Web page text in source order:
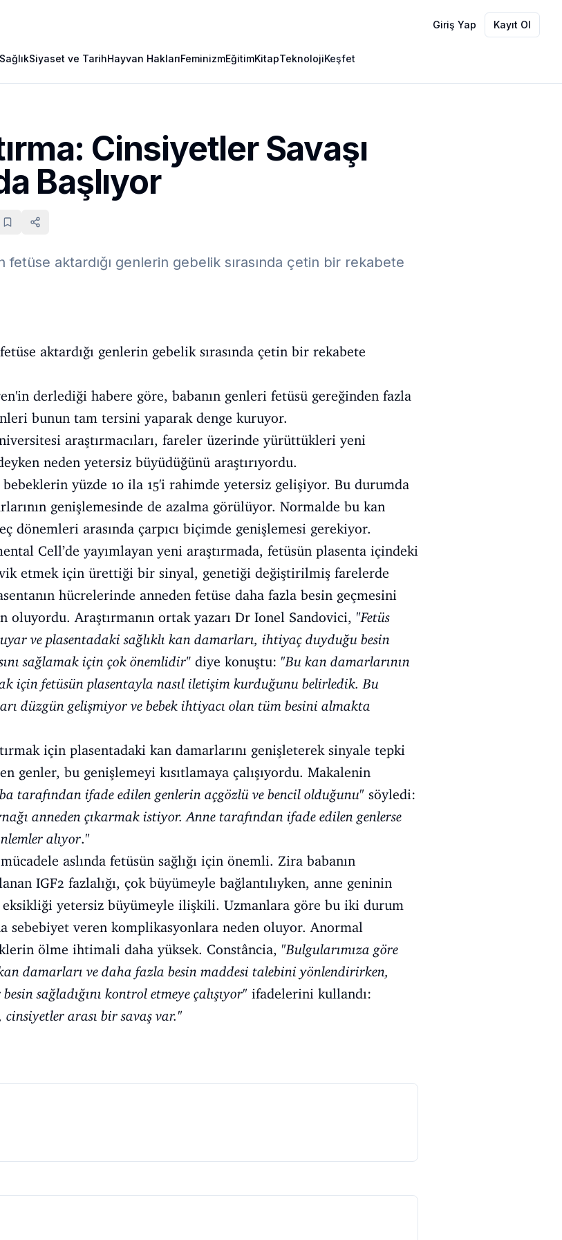
Giriş Yap Kayıt Ol
SağlıkSiyaset ve TarihHayvan HaklarıFeminizmEğitimKitapTeknolojiKeşfet
Cinsiyetler Savaşı
Başlıyor
fetüse aktardığı genlerin gebelik sırasında çetin bir rekabete
aktardığı genlerin gebelik sırasında çetin bir rekabete
derlediği habere göre, babanın genleri fetüsü gereğinden fazla
bunun tam tersini yaparak denge kuruyor.
araştırmacıları, fareler üzerinde yürüttükleri yeni
neden yetersiz büyüdüğünü araştırıyordu.
yüzde 10 ila 15'i rahimde yetersiz gelişiyor. Bu durumda
genişlemesinde de azalma görülüyor. Normalde bu kan
dönemleri arasında çarpıcı biçimde genişlemesi gerekiyor.
Cell’de yayımlayan yeni araştırmada, fetüsün plasenta içindeki
etmek için ürettiği bir sinyal, genetiği değiştirilmiş farelerde
hücrelerinde anneden fetüse daha fazla besin geçmesini
oluyordu. Araştırmanın ortak yazarı Dr Ionel Sandovici, "Fetüs
ve plasentadaki sağlıklı kan damarları, ihtiyaç duyduğu besin
sağlamak için çok önemlidir" diye konuştu: "Bu kan damarlarının
için fetüsün plasentayla nasıl iletişim kurduğunu belirledik. Bu
düzgün gelişmiyor ve bebek ihtiyacı olan tüm besini almakta
için plasentadaki kan damarlarını genişleterek sinyale tepki
genler, bu genişlemeyi kısıtlamaya çalışıyordu. Makalenin
tarafından ifade edilen genlerin açgözlü ve bencil olduğunu" söyledi:
anneden çıkarmak istiyor. Anne tarafından ifade edilen genlerse
alıyor."
aslında fetüsün sağlığı için önemli. Zira babanın
IGF2 fazlalığı, çok büyümeyle bağlantılıyken, anne geninin
eksikliği yetersiz büyümeyle ilişkili. Uzmanlara göre bu iki durum
sebebiyet veren komplikasyonlara neden oluyor. Anormal
ölme ihtimali daha yüksek. Constância, "Bulgularımıza göre
damarları ve daha fazla besin maddesi talebini yönlendirirken,
sağladığını kontrol etmeye çalışıyor" ifadelerini kullandı:
arası bir savaş var."